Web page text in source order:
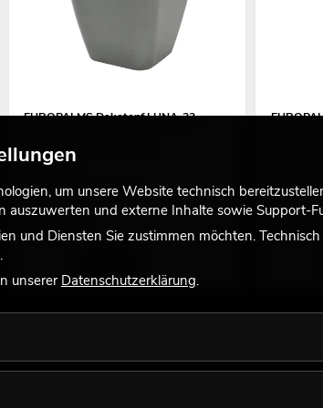
EUROPALMS Dekotopf LUNA-33,
No. 83011461
nur noch wenige verfügbar
49,90€
Bestand
199,00 €
um unsere Website technisch
und externe Inhalte sowie Support-
und Diensten Sie zustimmen möchten.
unsererDatenschutzerklärung.